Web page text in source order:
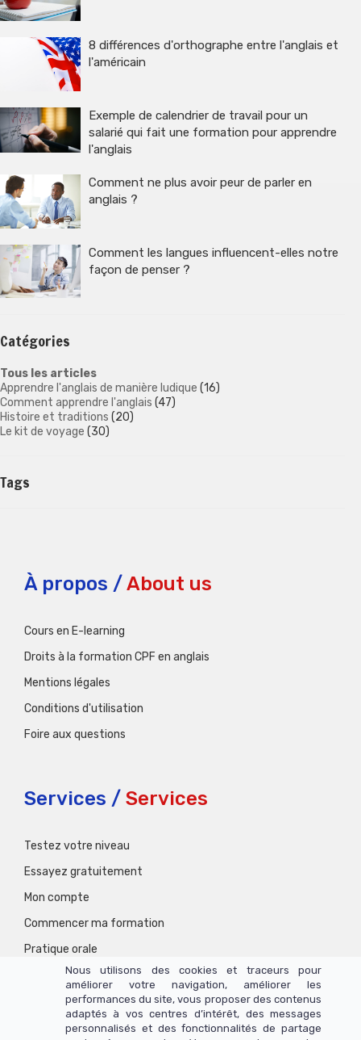
8 différences d'orthographe entre l'anglais et
l'américain
Exemple de calendrier de travail pour un
salarié qui fait une formation pour apprendre
l'anglais
Comment ne plus avoir peur de parler en
anglais ?
Comment les langues influencent-elles notre
façon de penser ?
Catégories
Tous les articles
Apprendre l'anglais de manière ludique (16)
Comment apprendre l'anglais (47)
Histoire et traditions (20)
Le kit de voyage (30)
Tags
À propos / About us
Cours en E-learning
Droits à la formation CPF en anglais
Mentions légales
Conditions d'utilisation
Foire aux questions
Services / Services
Testez votre niveau
Essayez gratuitement
Mon compte
Commencer ma formation
Pratique orale
Nous utilisons des cookies et traceurs pour
améliorer votre navigation, améliorer les
performances du site, vous proposer des contenus
adaptés à vos centres d’intérêt, des messages
personnalisés et des fonctionnalités de partage